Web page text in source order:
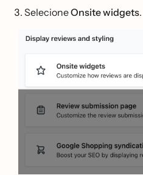
SelecioneOnsite widgets.